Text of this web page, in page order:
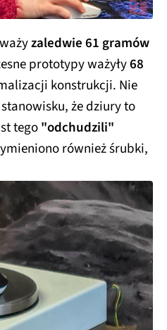
zaledwie 61 gramów
prototypy ważyły68
konstrukcji. Nie
że dziury to
tego"odchudzili"
również śrubki,